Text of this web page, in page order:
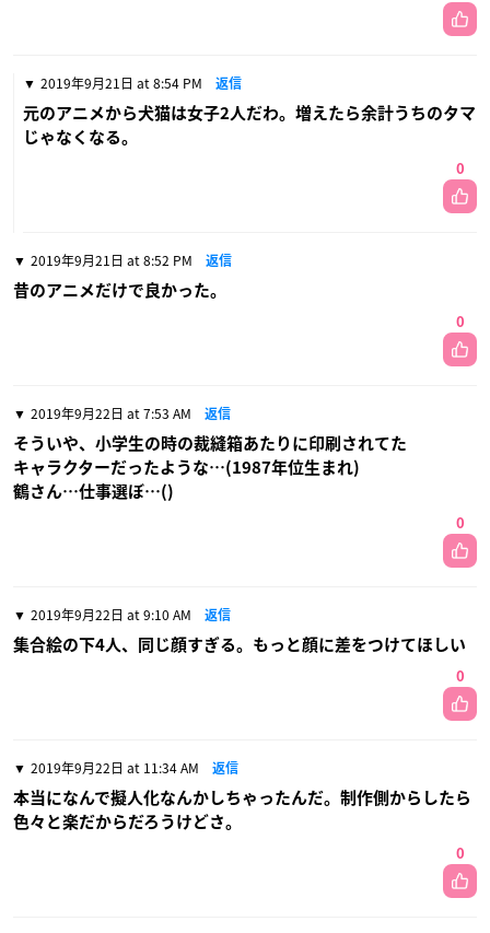
2019年9月21日 at 8:54 PM 返信
元のアニメから犬猫は女子2人だわ。増えたら余計うちのタマ
じゃなくなる。
0
2019年9月21日 at 8:52 PM 返信
昔のアニメだけで良かった。
0
2019年9月22日 at 7:53 AM 返信
そういや、小学生の時の裁縫箱あたりに印刷されてた
キャラクターだったような…(1987年位生まれ)
鶴さん…仕事選ぼ…()
0
2019年9月22日 at 9:10 AM 返信
集合絵の下4人、同じ顔すぎる。もっと顔に差をつけてほしい
0
2019年9月22日 at 11:34 AM 返信
本当になんで擬人化なんかしちゃったんだ。制作側からしたら
色々と楽だからだろうけどさ。
0